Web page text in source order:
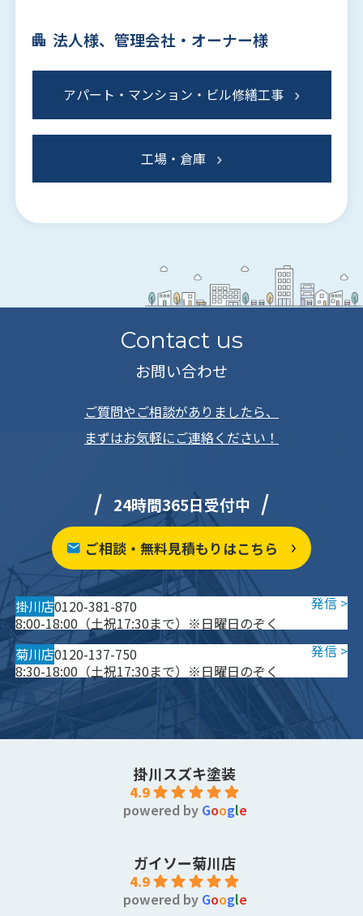
法人様、管理会社・オーナー様
アパート・マンション・ビル修繕工事
工場・倉庫
Contact us
お問い合わせ
ご質問やご相談がありましたら、
まずはお気軽にご連絡ください！
24時間365日受付中
ご相談・無料見積もりはこちら
掛川店0120-381-870
8:00-18:00（土祝17:30まで）※日曜日のぞく
菊川店0120-137-750
8:30-18:00（土祝17:30まで）※日曜日のぞく
掛川スズキ塗装
4.9
powered by Google
ガイソー菊川店
4.9
powered by Google